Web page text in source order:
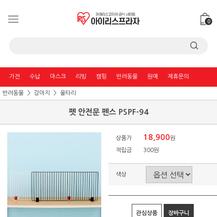
0
가전 수납 마스크 리빙 캠핑 반려동물 원예 제휴문의
반려동물 강아지 울타리
펫 안전문 펜스 PSPF-94
상품가 18,900원
적립금 300원
색상
관심상품 장바구니